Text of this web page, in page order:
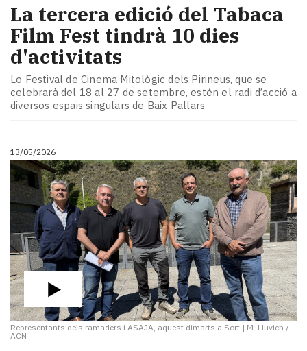
La tercera edició del Tabaca
Film Fest tindrà 10 dies
d'activitats
Lo Festival de Cinema Mitològic dels Pirineus, que se
celebrarà del 18 al 27 de setembre, estén el radi d’acció a
diversos espais singulars de Baix Pallars
13/05/2026
Representants dels ramaders i ASAJA, aquest dimarts a Sort | M. Lluvich /
ACN